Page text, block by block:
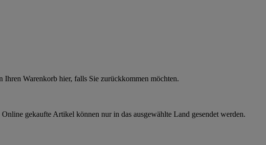
Warenkorb hier, falls Sie zurückkommen möchten.
gekaufte Artikel können nur in das ausgewählte Land gesendet werden.